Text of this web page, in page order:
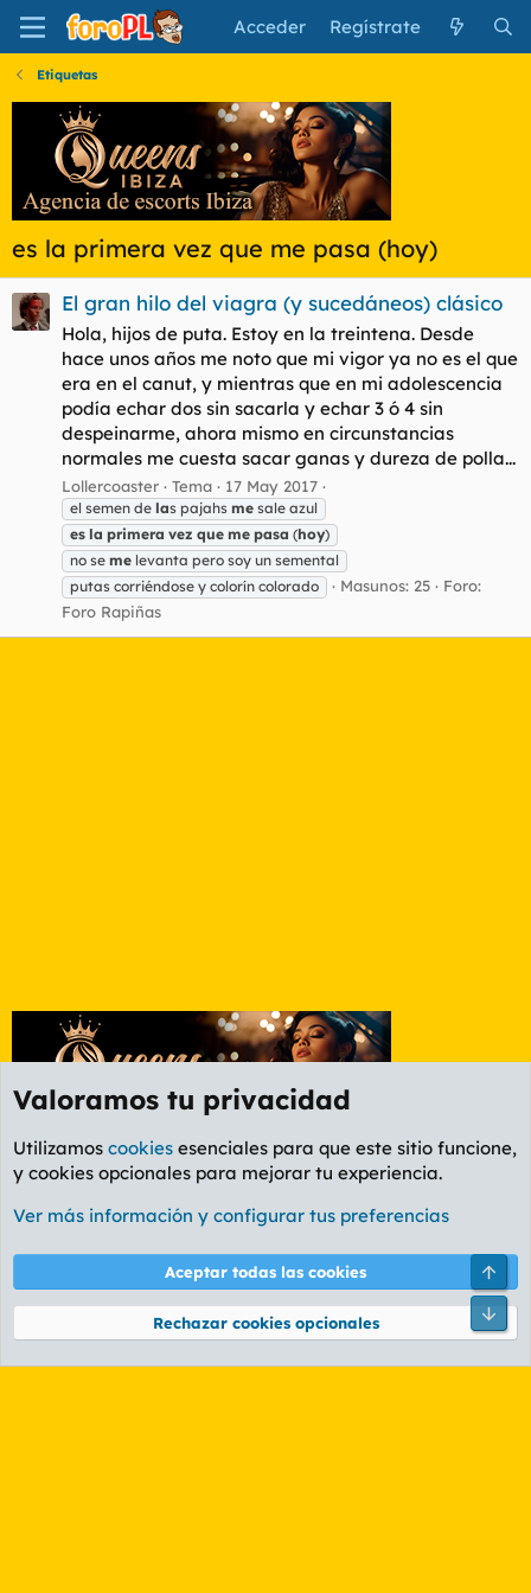
Acceder Regístrate
Etiquetas
es la primera vez que me pasa (hoy)
El gran hilo del viagra (y sucedáneos) clásico
Hola, hijos de puta. Estoy en la treintena. Desde
hace unos años me noto que mi vigor ya no es el que
era en el canut, y mientras que en mi adolescencia
podía echar dos sin sacarla y echar 3 ó 4 sin
despeinarme, ahora mismo en circunstancias
normales me cuesta sacar ganas y dureza de polla...
Lollercoaster Tema 17 May 2017
el semen de las pajahs me sale azul
es la primera vez que me pasa (hoy)
no se me levanta pero soy un semental
putas corriéndose y colorín colorado
Masunos: 25
Foro:
Foro Rapiñas
Etiquetas
Cookies
PL OLDSTYLE AMARILLO
Términos y reglas Política de privacidad Ayuda
Community platform by XenForo® © 2010-2026 XenForo Ltd.
Valoramos tu privacidad
Utilizamos cookies esenciales para que este sitio funcione,
y cookies opcionales para mejorar tu experiencia.
Ver más información y configurar tus preferencias
Aceptar todas las cookies
Rechazar cookies opcionales
Pie